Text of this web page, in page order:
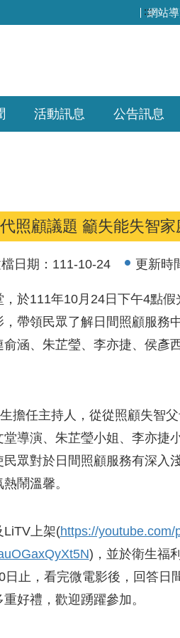
:::網站
活動訊息 公告訊息
照顧議題 籲失能失智
日期： 111-10-24 更新時
於111年10月24日下午4點
帶領民眾了解日間照顧服務
涵、朱芷瑩、李亦捷、侯彥
擔任主持人，從從照顧失智
導演、朱芷瑩小姐、李亦捷
眾對於日間照顧服務有深入
鬧溫馨。
LiTV上架(https://youtube.com/
)，並於衛生福
止，看完微電影後，回答日
好禮，歡迎踴躍參加。